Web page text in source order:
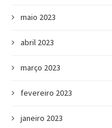
maio 2023
abril 2023
março 2023
fevereiro 2023
janeiro 2023